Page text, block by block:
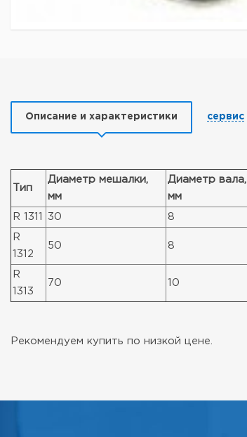
Описание и характеристики сервис
Тип
Диаметр мешалки,
мм
Диаметр вала,
мм
R 1311 30 8
R
1312
50 8
R
1313
70 10
Рекомендуем купить по низкой цене.